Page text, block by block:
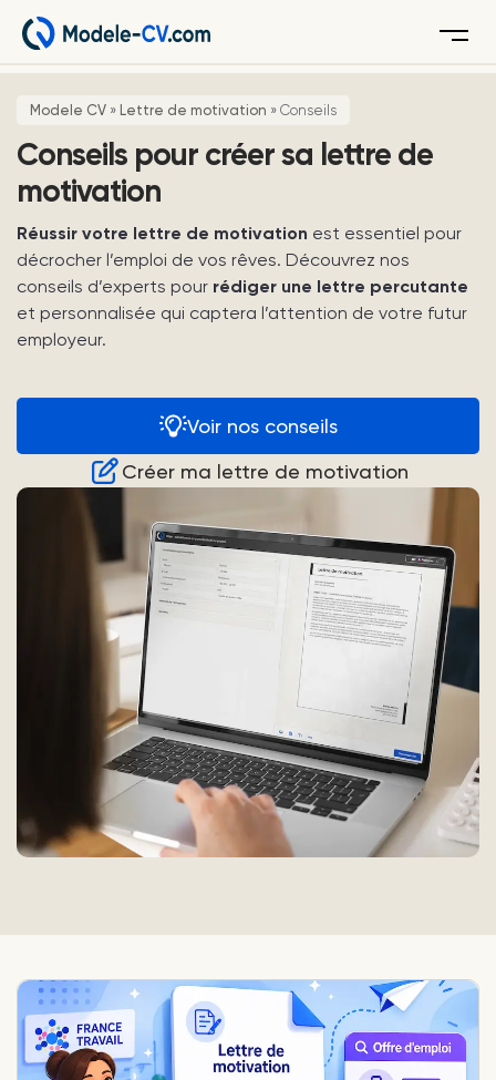
Menu
Modele CV » Lettre de motivation » Conseils
Conseils pour créer sa lettre de
motivation
Réussir votre lettre de motivation est essentiel pour
décrocher l’emploi de vos rêves. Découvrez nos
conseils d’experts pour rédiger une lettre percutante
et personnalisée qui captera l’attention de votre futur
employeur.
Voir nos conseils
Créer ma lettre de motivation